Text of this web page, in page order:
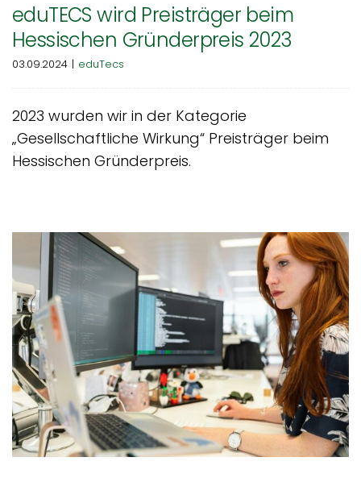
eduTECS wird Preisträger beim
Hessischen Gründerpreis 2023
03.09.2024 | eduTecs
2023 wurden wir in der Kategorie
„Gesellschaftliche Wirkung“ Preisträger beim
Hessischen Gründerpreis.